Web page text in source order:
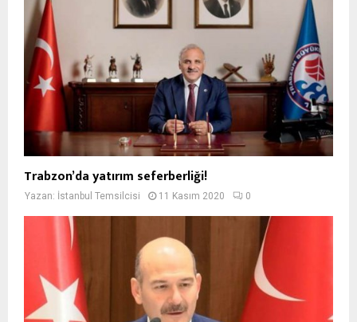
Trabzon’da yatırım seferberliği!
Yazan: İstanbul Temsilcisi 11 Kasım 2020 0